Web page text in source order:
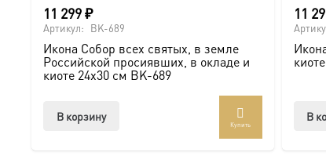
11 299₽
Артикул: BK-689
Икона Собор всех святых, в земле
Российской просиявших, в окладе и
киоте 24х30 см BK-689
В корзину
Купить
11
В